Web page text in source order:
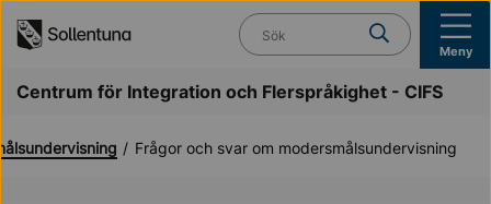
Vad söker du?
Meny
Centrum för Integration och Flerspråkighet - CIFS
Frågor och svar om modersmålsundervisning